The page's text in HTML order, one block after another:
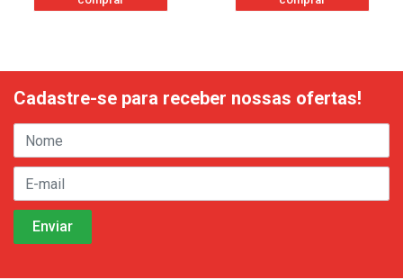
Cadastre-se para receber nossas ofertas!